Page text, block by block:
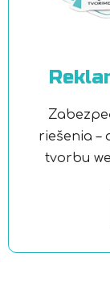
riešenia –
tvorbu